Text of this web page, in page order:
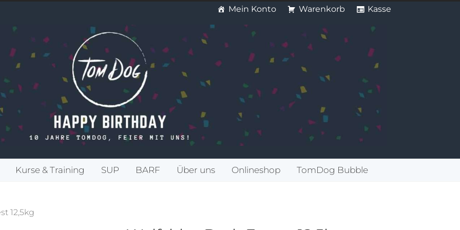
Mein Konto Warenkorb Kasse
Kurse & Training SUP BARF Über uns Onlineshop TomDog Bubble
12,5kg